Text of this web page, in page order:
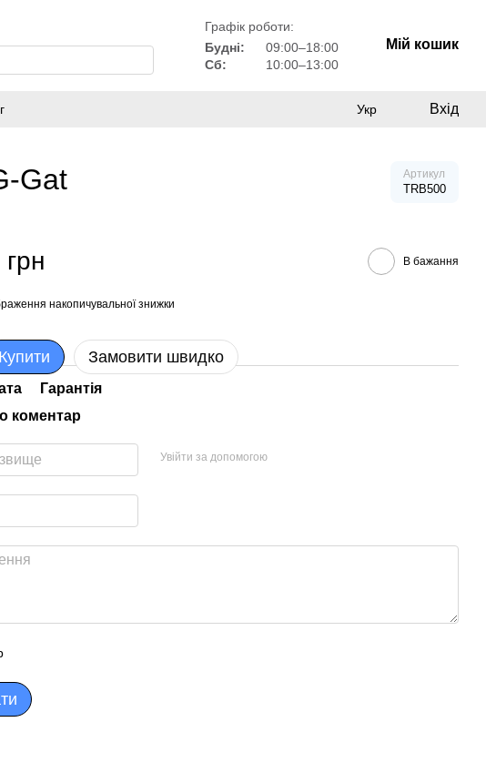
Графік роботи:
Будні:
09:00–18:00
Сб:
10:00–13:00
Мій кошик
Укр Вхід
Gat Артикул
TRB500
В бажання
накопичувальної знижки
Купити Замовити швидко
Гарантія
коментар
Увійти за допомогою